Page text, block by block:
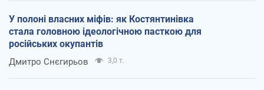
У полоні власних міфів: як Костянтинівка
стала головною ідеологічною пасткою для
російських окупантів
Дмитро Снєгирьов 3,0 т.